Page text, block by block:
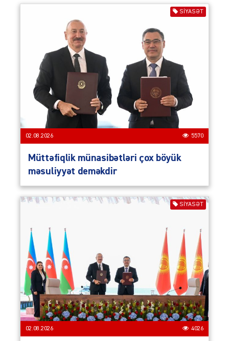
SIYASƏT
02.08.2026 5570
Müttəfiqlik münasibətləri çox böyük
məsuliyyət deməkdir
SIYASƏT
02.08.2026 4026